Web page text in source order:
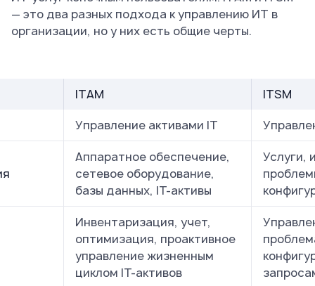
— это два разных подхода к управлению ИТ в
организации, но у них есть общие черты.
ITAM
ITSM
Управление активами IT
Аппаратное обеспечение,
сетевое оборудование,
базы данных, IT-активы
Услуги,
Инвентаризация, учет,
оптимизация, проактивное
управление жизненным
циклом IT-активов